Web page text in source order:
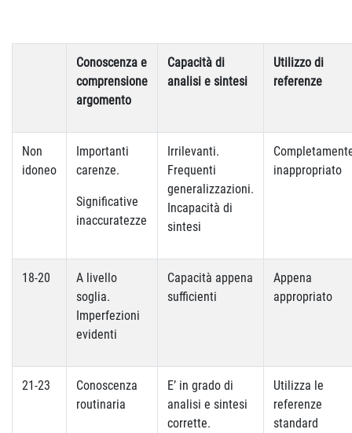
Conoscenza e
comprensione
argomento
Capacità di
analisi e sintesi
Utilizzo di
referenze
Non
idoneo
Importanti
carenze.
Significative
inaccuratezze
Irrilevanti.
Frequenti
generalizzazioni.
Incapacità di
sintesi
inappropriato
18-20
A livello
soglia.
Imperfezioni
evidenti
Capacità appena
sufficienti
Appena
appropriato
21-23
Conoscenza
routinaria
E’ in grado di
analisi e sintesi
corrette.
Utilizza le
referenze
standard